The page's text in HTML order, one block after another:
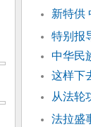
新特供
特别报
中华民
这样下
从法轮
法拉盛